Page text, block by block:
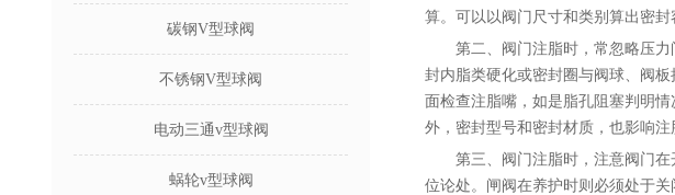
碳钢V型球阀
不锈钢V型球阀
电动三通v型球阀
蜗轮v型球阀
算。可以以阀门尺寸和类别算出密封
第二、阀门注脂时，常忽略压
封内脂类硬化或密封圈与阀球、阀
面检查注脂嘴，如是脂孔阻塞判明
外，密封型号和密封材质，也影响
第三、阀门注脂时，注意阀门
位论处。闸阀在养护时则必须处于